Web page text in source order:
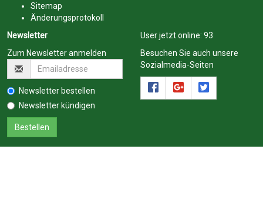
Sitemap
Änderungsprotokoll
Newsletter
Zum Newsletter anmelden
Newsletter bestellen
Newsletter kündigen
User jetzt online: 93
Besuchen Sie auch unsere
Sozialmedia-Seiten